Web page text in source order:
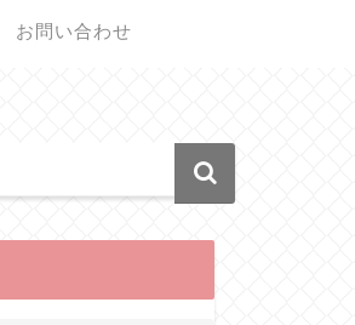
お問い合わせ